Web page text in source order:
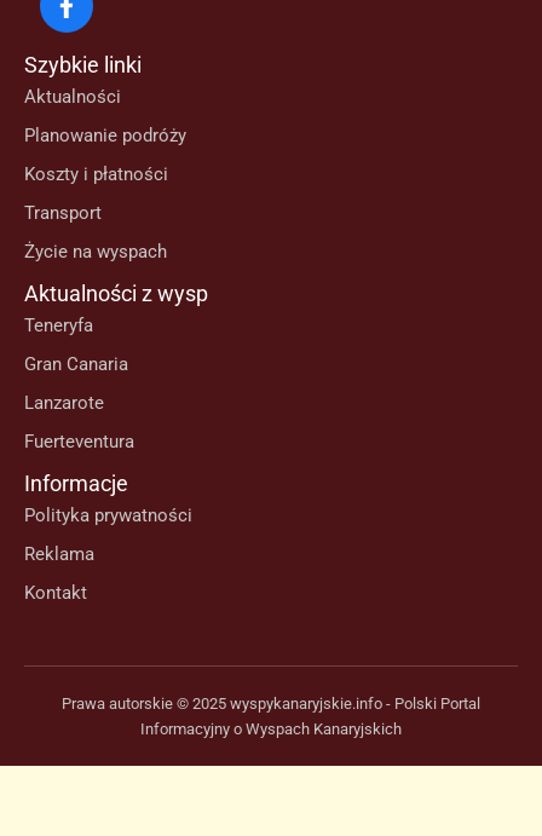
Szybkie linki
Aktualności
Planowanie podróży
Koszty i płatności
Transport
Życie na wyspach
Aktualności z wysp
Teneryfa
Gran Canaria
Lanzarote
Fuerteventura
Informacje
Polityka prywatności
Reklama
Kontakt
Prawa autorskie © 2025 wyspykanaryjskie.info - Polski Portal
Informacyjny o Wyspach Kanaryjskich